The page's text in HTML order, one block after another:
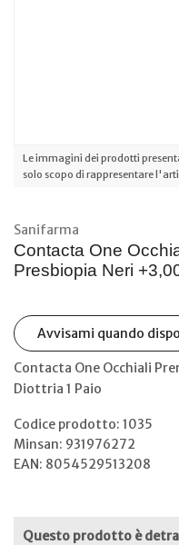
Le immagini dei prodotti
solo scopo di rappresentare
Sanifarma
Contacta One
Presbiopia Neri
Avvisami quando
Contacta One Occhiali
Diottria 1 Paio
Codice prodotto: 1035
Minsan: 931976272
EAN: 8054529513208
Questo prodotto è